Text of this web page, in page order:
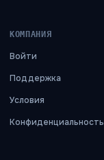
КОМПАНИЯ
Войти
Поддержка
Условия
Конфиденциальность